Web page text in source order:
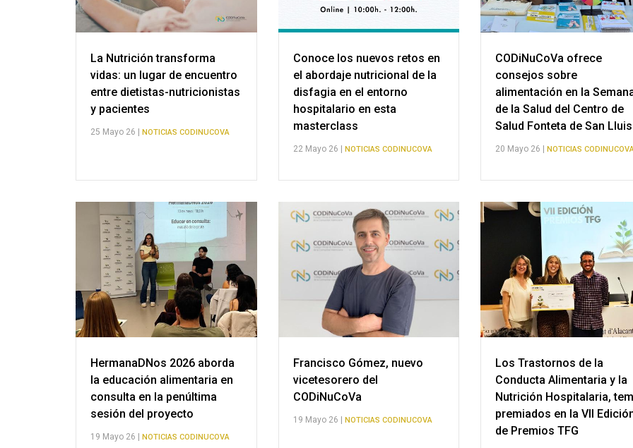
La Nutrición transforma
vidas: un lugar de encuentro
entre dietistas-nutricionistas
y pacientes
25 Mayo 26 | NOTICIAS CODINUCOVA
Conoce los nuevos retos en
el abordaje nutricional de la
disfagia en el entorno
hospitalario en esta
masterclass
22 Mayo 26 | NOTICIAS CODINUCOVA
CODiNuCoVa ofrece
consejos sobre
alimentación en la
de la Salud del Centro de
Salud Fonteta de San Lluis
20 Mayo 26 |NOTICIAS
HermanaDNos 2026 aborda
la educación alimentaria en
consulta en la penúltima
sesión del proyecto
19 Mayo 26 | NOTICIAS CODINUCOVA
Francisco Gómez, nuevo
vicetesorero del
CODiNuCoVa
19 Mayo 26 | NOTICIAS CODINUCOVA
Los Trastornos de la
Conducta Alimentaria y la
Nutrición Hospitalaria,
premiados en la VII
de Premios TFG